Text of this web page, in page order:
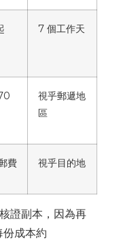
7 個工作天
視乎郵遞地
區
費 視乎目的地
證副本，因為再
成本約